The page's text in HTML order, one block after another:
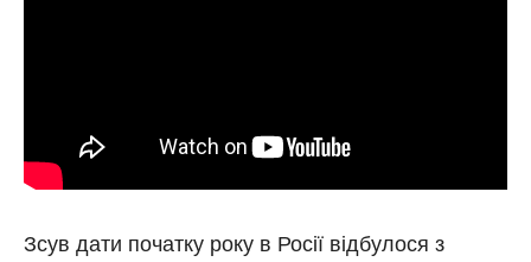
Зсув дати початку року в Росії відбулося з